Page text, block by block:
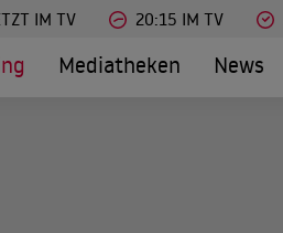
IM TV 20:15 IM TV
Mediatheken News